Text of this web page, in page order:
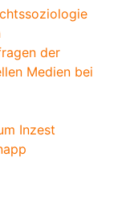
der
Medien bei
Inzest